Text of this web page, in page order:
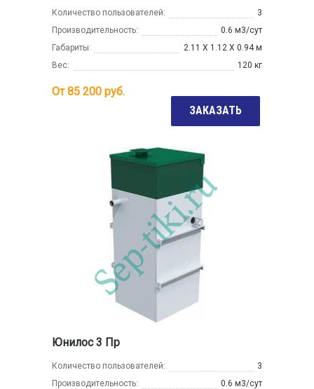
Количество пользователей:
3
Производительность:
0.6 м3/сут
Габариты:
2.11 Х 1.12 Х 0.94 м
Вес:
120 кг
От85 200 руб.
ЗАКАЗАТЬ
Юнилос 3 Пр
Количество пользователей:
3
Производительность:
0.6 м3/сут